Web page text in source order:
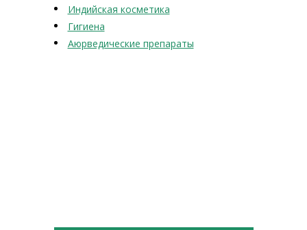
Индийская косметика
Гигиена
Аюрведические препараты